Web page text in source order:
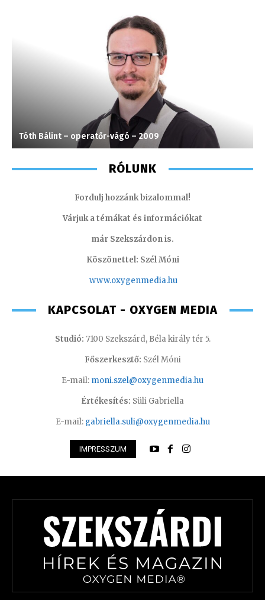
Tóth Bálint – operatőr-vágó – 2009
RÓLUNK
Fordulj hozzánk bizalommal!
Várjuk a témákat és információkat
már Szekszárdon is.
Köszönettel: Szél Móni
www.oxygenmedia.hu
KAPCSOLAT - OXYGEN MEDIA
Studió: 7100 Szekszárd, Béla király tér 5.
Főszerkesztő: Szél Móni
E-mail: moni.szel@oxygenmedia.hu
Értékesítés: Süli Gabriella
E-mail: gabriella.suli@oxygenmedia.hu
IMPRESSZUM